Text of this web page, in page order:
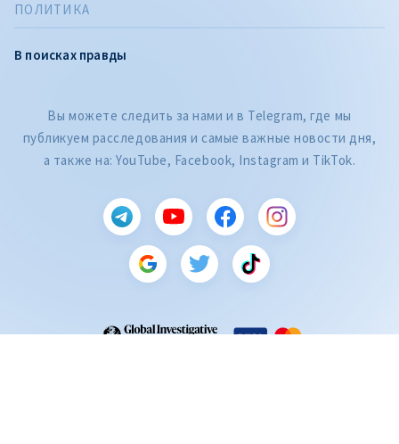
ПОЛИТИКА
В поисках правды
Вы можете следить за нами и в Telegram, где мы
публикуем расследования и самые важные новости дня,
а также на: YouTube, Facebook, Instagram и TikTok.